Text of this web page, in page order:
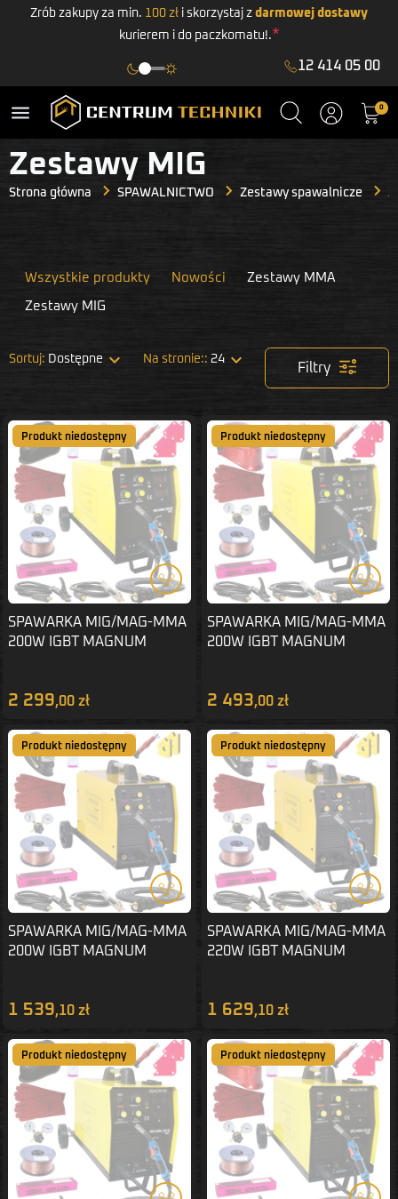
Zrób zakupy za min. 100 zł i skorzystaj z darmowej dostawy
kurierem i do paczkomatu!.*
12 414 05 00
menu 0
Zestawy MIG
Strona główna SPAWALNICTWO Zestawy spawalnicze
Wszystkie produkty Nowości Zestawy MMA
Zestawy MIG
Sortuj: Dostępne  Na stronie:: 24  Filtry
Produkt niedostępny
SPAWARKA MIG/MAG-MMA
200W IGBT MAGNUM
2 299,00 zł
Produkt niedostępny
SPAWARKA MIG/MAG-MMA
200W IGBT MAGNUM
2 493,00 zł
Produkt niedostępny
SPAWARKA MIG/MAG-MMA
200W IGBT MAGNUM
1 539,10 zł
Produkt niedostępny
SPAWARKA MIG/MAG-MMA
220W IGBT MAGNUM
1 629,10 zł
Produkt niedostępny Produkt niedostępny